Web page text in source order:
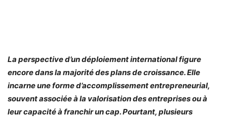
La perspective d’un déploiement international figure
encore dans la majorité des plans de croissance. Elle
incarne une forme d’accomplissement entrepreneurial,
souvent associée à la valorisation des entreprises ou à
leur capacité à franchir un cap. Pourtant, plusieurs